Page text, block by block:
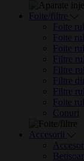
Foite/filtre
Foite
Foite
Foite
Filtre
Filtre
Filtre
Filtre
Foite
Conuri
Accesorii